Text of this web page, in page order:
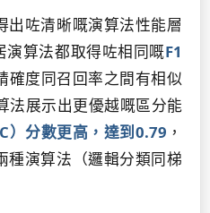
出咗清晰嘅演算法性能層
演算法都取得咗相同嘅F1
確度同召回率之間有相似
法展示出更優越嘅區分能
）分數更高，達到0.79 ，
種演算法（邏輯分類同梯